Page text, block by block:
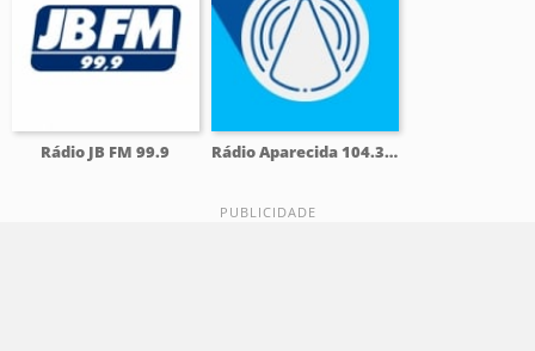
Rádio JB FM 99.9 Rádio Aparecida 104.3 FM